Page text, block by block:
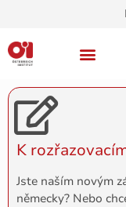
K
Jste naším novým
německy? Nebo